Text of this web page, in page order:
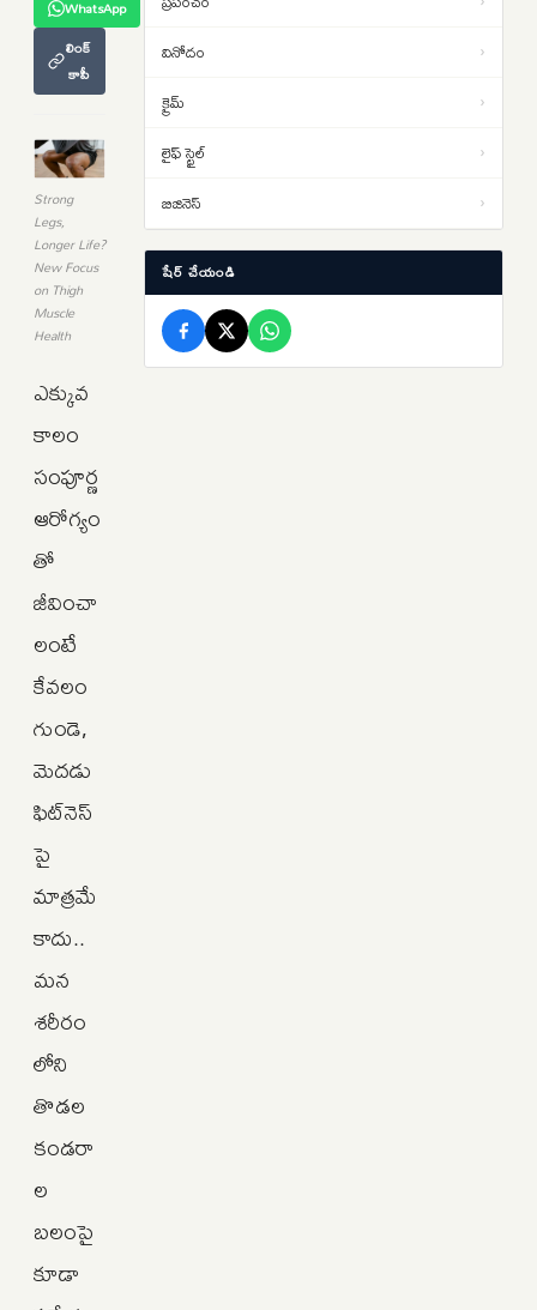
WhatsApp
లింక్
కాపీ
Strong
Legs,
Longer Life?
New Focus
on Thigh
Muscle
Health
ఎక్కువ
కాలం
సంపూర్ణ
ఆరోగ్యం
తో
జీవించా
లంటే
కేవలం
గుండె,
మెదడు
ఫిట్‌నెస్‌
పై
మాత్రమే
కాదు..
మన
శరీరం
లోని
తొడల
కండరా
ల
బలంపై
కూడా
అప్పగించేందుకు భారత్ యత్నాలు
ఆంక్షలు ఇవే..NRI లకు షాక్
15:32AI తో జాబ్స్ పోవడం లేదు…కొత్త జాబ్స్
వస్తున్నాయంటున్న అంతర్జాతీయ సంస్థ
నోమురా..కారణాలు ఇవే…
వినోదం ›
క్రైమ్ ›
లైఫ్ స్టైల్ ›
బిజినెస్ ›
షేర్ చేయండి